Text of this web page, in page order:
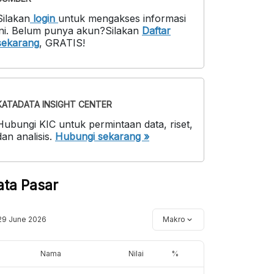
login untuk mengakses informasi
. Belum punya akun?Silakan Daftar
, GRATIS!
INSIGHT CENTER
KIC untuk permintaan data, riset,
analisis. Hubungi sekarang »
Pasar
June 2026 Makro
Nama Nilai %